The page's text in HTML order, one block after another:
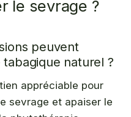
le sevrage ?
peuvent
naturel ?
appréciable pour
sevrage et apaiser le